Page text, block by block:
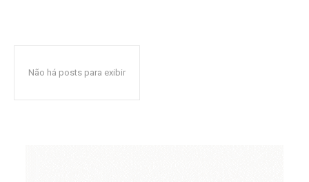
Não há posts para exibir